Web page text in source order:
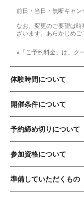
前日・当日・無断キャ
なお、変更のご要望は
ざいます。あらかじめご
※「ご予約料金」は、ク
体験時間について
開催条件について
予約締め切りについて
参加資格について
準備していただくもの